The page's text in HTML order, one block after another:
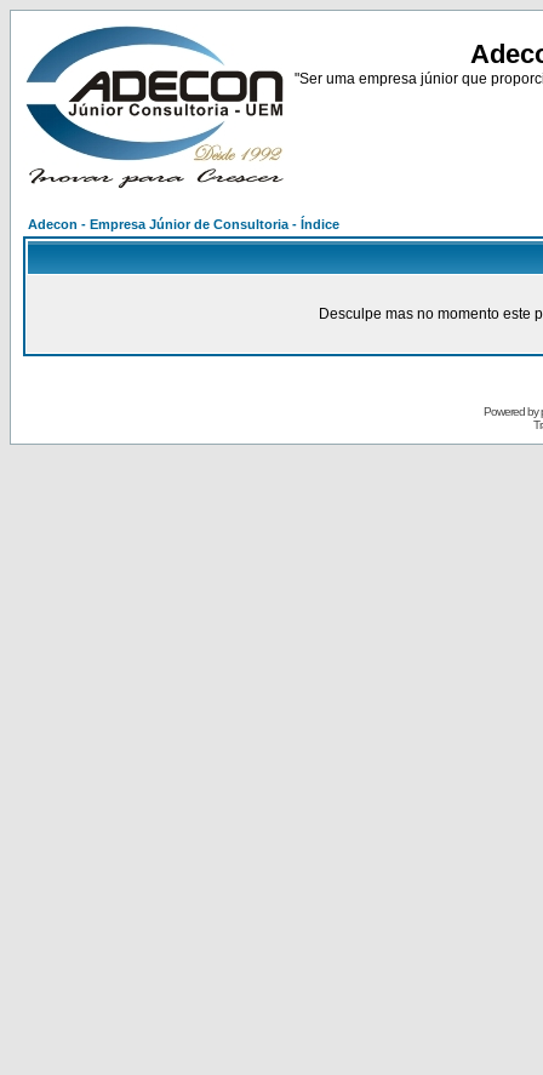
"Ser uma empresa júnior que
Adecon - Empresa Júnior de Consultoria - Índice
Desculpe mas no momento este
Powered by